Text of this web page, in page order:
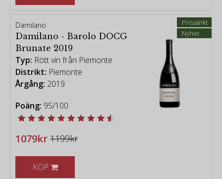
Prissänkt
Nyhet
Damilano
Damilano - Barolo DOCG
Brunate 2019
Typ: Rött vin från Piemonte
Distrikt: Piemonte
Årgång: 2019
Poäng: 95/100
1079kr 1199kr
KÖP